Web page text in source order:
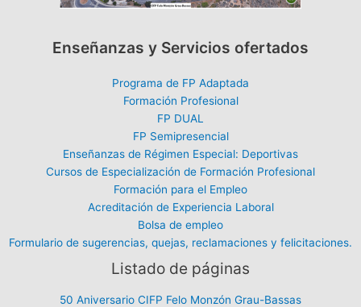
Enseñanzas y Servicios ofertados
Programa de FP Adaptada
Formación Profesional
FP DUAL
FP Semipresencial
Enseñanzas de Régimen Especial: Deportivas
Cursos de Especialización de Formación Profesional
Formación para el Empleo
Acreditación de Experiencia Laboral
Bolsa de empleo
Formulario de sugerencias, quejas, reclamaciones y felicitaciones.
Listado de páginas
50 Aniversario CIFP Felo Monzón Grau-Bassas